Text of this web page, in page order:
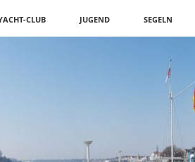
CLUB JUGEND SEGELN